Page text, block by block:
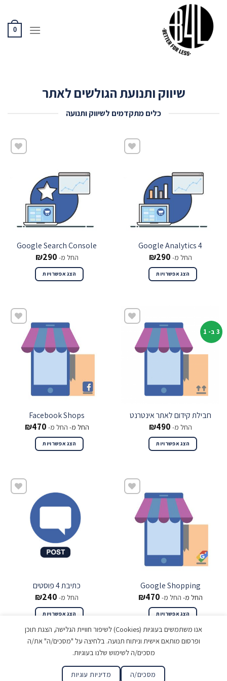
content
0
שיווק ותנועת הגולשים לאתר
כלים מתקדמים לשיווק ותנועה
Google Analytics 4
החל מ- ₪290
הצג אפשרויות
Google Search Console
החל מ- ₪290
הצג אפשרויות
3 ב- 1
חבילת קידום לאתר אינטרנט
החל מ- ₪490
הצג אפשרויות
Facebook Shops
החל מ- החל מ- ₪470
הצג אפשרויות
Google Shopping
החל מ- החל מ- ₪470
הצג אפשרויות
כתיבת 4 פוסטים
החל מ- ₪240
הצג אפשרויות
מדיניות פרטיות ותנאי שימוש|| הצהרת נגישות
אנו משתמשים בעוגיות (Cookies) לשיפור חוויית הגלישה, הצגת תוכן
ופרסום מותאם אישית וניתוח תנועה. בלחיצה על "מסכים/ה" את/ה
מסכים/ה לשימוש שלנו בעוגיות.
מדיניות עוגיות מסכים/ה